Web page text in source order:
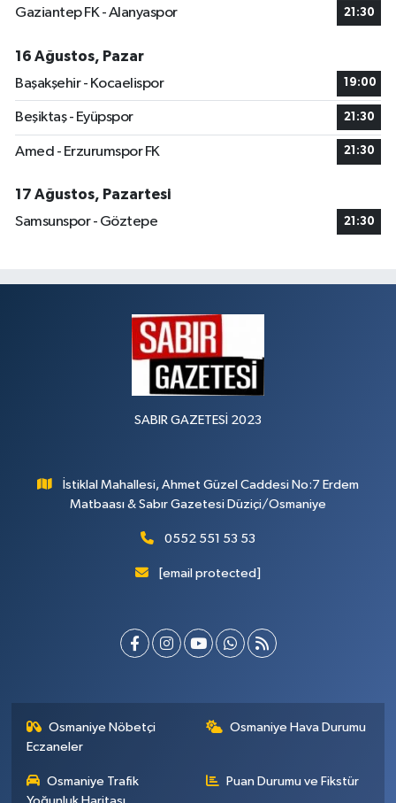
Gaziantep FK - Alanyaspor 21:30
16 Ağustos, Pazar
Başakşehir - Kocaelispor
19:00
Beşiktaş - Eyüpspor 21:30
Amed - Erzurumspor FK 21:30
17 Ağustos, Pazartesi
Samsunspor - Göztepe
21:30
SABIR GAZETESİ 2023
İstiklal Mahallesi, Ahmet Güzel Caddesi No:7 Erdem
Matbaası & Sabır Gazetesi Düziçi/Osmaniye
0552 551 53 53
[email protected]
Osmaniye Nöbetçi
Eczaneler
Osmaniye Hava Durumu
Osmaniye Trafik
Puan Durumu ve Fikstür